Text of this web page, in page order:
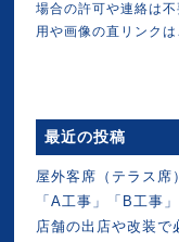
場合の許可や連絡は
用や画像の直リンクは
最近の投稿
屋外客席（テラス席
「A工事」「B工事
店舗の出店や改装で